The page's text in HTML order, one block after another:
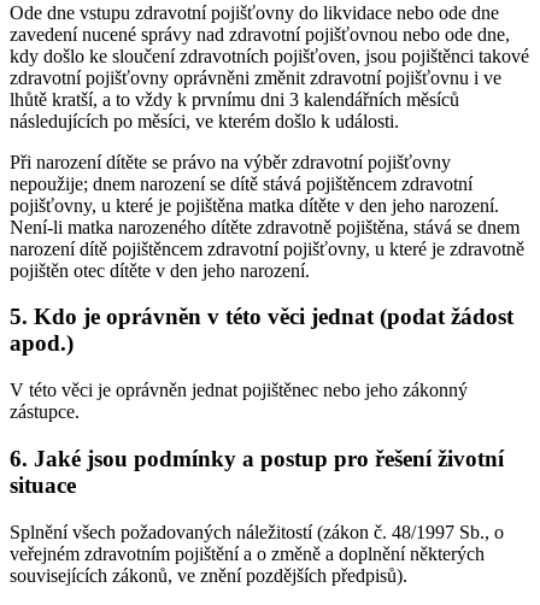
Ode dne vstupu zdravotní pojišťovny do likvidace nebo ode dne
zavedení nucené správy nad zdravotní pojišťovnou nebo ode dne,
kdy došlo ke sloučení zdravotních pojišťoven, jsou pojištěnci takové
zdravotní pojišťovny oprávněni změnit zdravotní pojišťovnu i ve
lhůtě kratší, a to vždy k prvnímu dni 3 kalendářních měsíců
následujících po měsíci, ve kterém došlo k události.
Při narození dítěte se právo na výběr zdravotní pojišťovny
nepoužije; dnem narození se dítě stává pojištěncem zdravotní
pojišťovny, u které je pojištěna matka dítěte v den jeho narození.
Není-li matka narozeného dítěte zdravotně pojištěna, stává se dnem
narození dítě pojištěncem zdravotní pojišťovny, u které je zdravotně
pojištěn otec dítěte v den jeho narození.
5. Kdo je oprávněn v této věci jednat (podat žádost
apod.)
V této věci je oprávněn jednat pojištěnec nebo jeho zákonný
zástupce.
6. Jaké jsou podmínky a postup pro řešení životní
situace
Splnění všech požadovaných náležitostí (zákon č. 48/1997 Sb., o
veřejném zdravotním pojištění a o změně a doplnění některých
souvisejících zákonů, ve znění pozdějších předpisů).